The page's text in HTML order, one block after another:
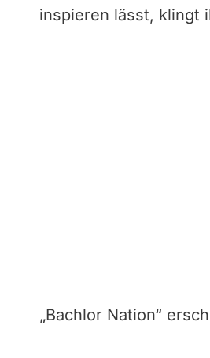
inspieren lässt, klingt
„Bachlor Nation“